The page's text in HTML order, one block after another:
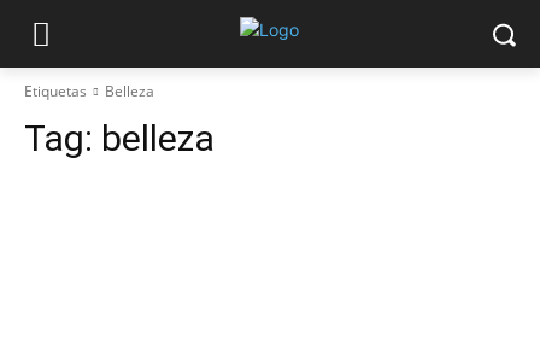
Etiquetas Belleza
Tag: belleza